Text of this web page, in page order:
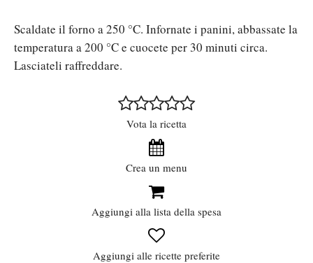
Scaldate il forno a 250 °C. Infornate i panini, abbassate la
temperatura a 200 °C e cuocete per 30 minuti circa.
Lasciateli raffreddare.
Vota la ricetta
Crea un menu
Aggiungi alla lista della spesa
Aggiungi alle ricette preferite